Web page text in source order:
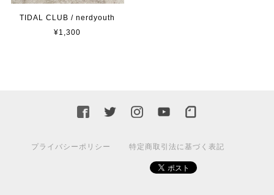
TIDAL CLUB / nerdyouth
¥1,300
プライバシーポリシー 特定商取引法に基づく表記